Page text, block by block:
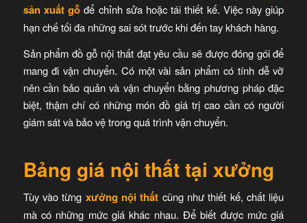
sản xuất gỗ để chỉnh sửa hoặc tái thiết kế. Việc này giúp
hạn chế tối đa những sai sót trước khi đến tay khách hàng.
Sản phẩm đồ gỗ nội thất đạt yêu cầu sẽ được đóng gói để
mang đi vận chuyển. Có một vài sản phẩm có tính dễ vỡ
nên cần bảo quản và vận chuyển bằng phương pháp đặc
biệt, thậm chí có những món đồ giá trị cao cần có người
giám sát và bảo vệ trong quá trình vận chuyển.
Bảng giá nội thất tại xưởng
Tùy vào từng xưởng nội thất cũng như thiết kế, chất liệu
mà có những mức giá khác nhau. Để biết được mức giá